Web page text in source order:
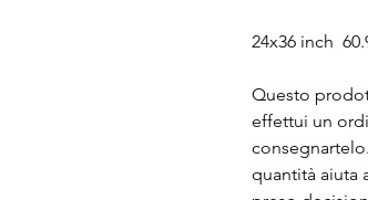
24x36 inch
Questo
effettui un
quantità aiuta